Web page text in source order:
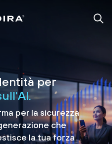
per
per la sicurezza
che
la tua forza